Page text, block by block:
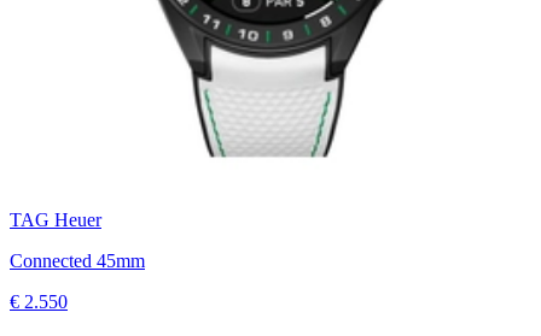
TAG Heuer
Connected 45mm
€ 2.550